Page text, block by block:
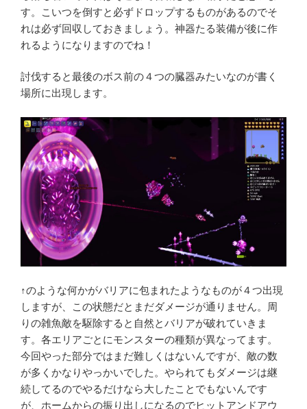
す。こいつを倒すと必ずドロップするものがあるのでそ
れは必ず回収しておきましょう。神器たる装備が後に作
れるようになりますのでね！
討伐すると最後のボス前の４つの臓器みたいなのが書く
場所に出現します。
↑のような何かがバリアに包まれたようなものが４つ出現
しますが、この状態だとまだダメージが通りません。周
りの雑魚敵を駆除すると自然とバリアが破れていきま
す。各エリアごとにモンスターの種類が異なってます。
今回やった部分ではまだ難しくはないんですが、敵の数
が多くかなりやっかいでした。やられてもダメージは継
続してるのでやるだけなら大したことでもないんです
が、ホームからの振り出しになるのでヒットアンドアウ